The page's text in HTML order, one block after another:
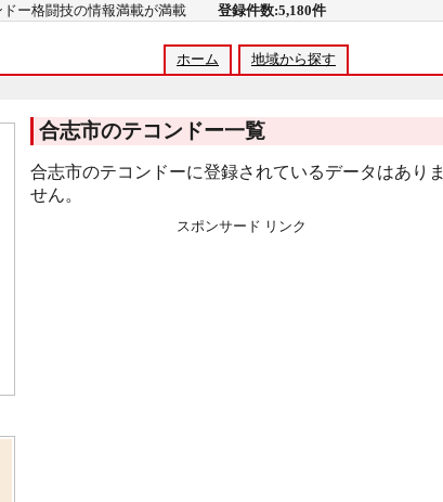
ドー格闘技の情報満載が満載 登録件数:5,180件
ホーム 地域から探す
合志市のテコンドー一覧
合志市のテコンドーに登録されているデータはありま
せん。
スポンサード リンク